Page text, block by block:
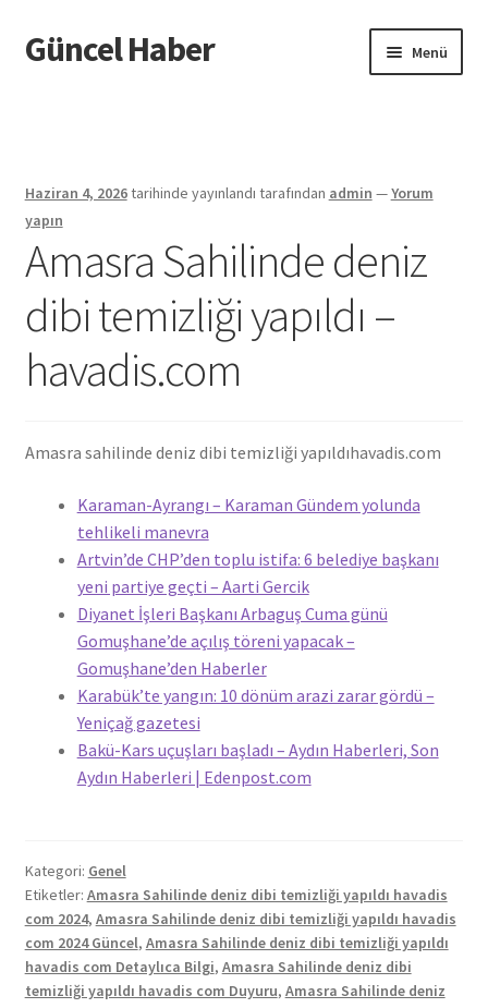
Dolaşıma
geç
İçeriğe
geç
Güncel Haber Menü
Haziran 4, 2026tarihinde yayınlandı tarafından admin —Yorum
yapın
Amasra Sahilinde deniz
dibi temizliği yapıldı –
havadis.com
Amasra sahilinde deniz dibi temizliği yapıldıhavadis.com
Karaman-Ayrangı – Karaman Gündem yolunda
tehlikeli manevra
Artvin’de CHP’den toplu istifa: 6 belediye başkanı
yeni partiye geçti – Aarti Gercik
Diyanet İşleri Başkanı Arbaguş Cuma günü
Gomuşhane’de açılış töreni yapacak –
Gomuşhane’den Haberler
Karabük’te yangın: 10 dönüm arazi zarar gördü –
Yeniçağ gazetesi
Bakü-Kars uçuşları başladı – Aydın Haberleri, Son
Aydın Haberleri | Edenpost.com
Kategori: Genel
Etiketler: Amasra Sahilinde deniz dibi temizliği yapıldı havadis
com 2024, Amasra Sahilinde deniz dibi temizliği yapıldı havadis
com 2024 Güncel, Amasra Sahilinde deniz dibi temizliği yapıldı
havadis com Detaylıca Bilgi, Amasra Sahilinde deniz dibi
temizliği yapıldı havadis com Duyuru, Amasra Sahilinde deniz